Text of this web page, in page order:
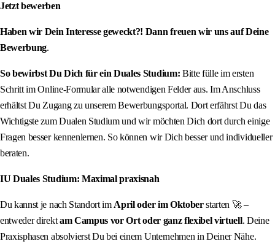
Jetzt bewerben
Haben wir Dein Interesse geweckt?! Dann freuen wir uns auf Deine
Bewerbung.
So bewirbst Du Dich für ein Duales Studium: Bitte fülle im ersten
Schritt im Online-Formular alle notwendigen Felder aus. Im Anschluss
erhältst Du Zugang zu unserem Bewerbungsportal. Dort erfährst Du das
Wichtigste zum Dualen Studium und wir möchten Dich dort durch einige
Fragen besser kennenlernen. So können wir Dich besser und individueller
beraten.
IU Duales Studium: Maximal praxisnah
Du kannst je nach Standort im April oder im Oktoberstarten 🚀 –
entweder direktam Campus vor Ort oder ganz flexibel virtuell. Deine
Praxisphasen absolvierst Du bei einem Unternehmen in Deiner Nähe.